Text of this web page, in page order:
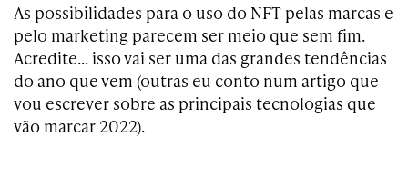
As possibilidades para o uso do NFT pelas marcas e
pelo marketing parecem ser meio que sem fim.
Acredite… isso vai ser uma das grandes tendências
do ano que vem (outras eu conto num artigo que
vou escrever sobre as principais tecnologias que
vão marcar 2022).